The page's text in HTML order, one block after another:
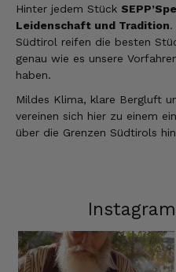
Hinter jedem Stück
Leidenschaft und Tradition.
Südtirol reifen die besten
genau wie es unsere
haben.
Mildes Klima, klare Bergluft
vereinen sich hier zu einem
über die Grenzen Südtirols